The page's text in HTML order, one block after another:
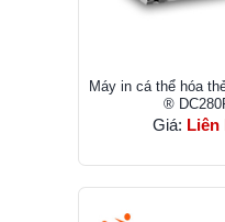
Máy in cá thể hóa
®
Giá: Liên